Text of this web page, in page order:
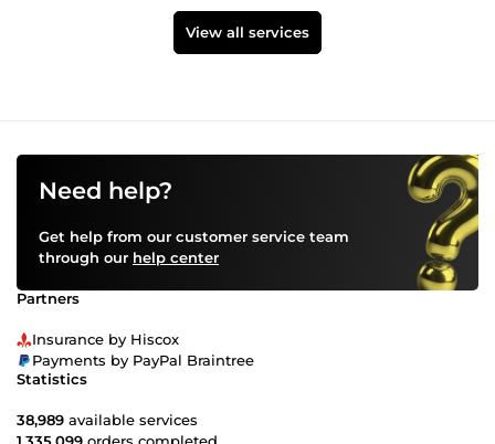
View all services
Need help?
Get help from our customer service team
through our help center
Partners
Insurance by Hiscox
Payments by PayPal Braintree
Statistics
38,989 available services